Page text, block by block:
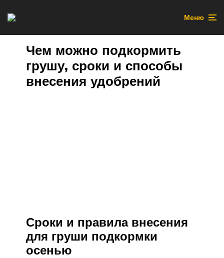
Меню
Чем можно подкормить
грушу, сроки и способы
внесения удобрений
Сроки и правила внесения
для груши подкормки
осенью